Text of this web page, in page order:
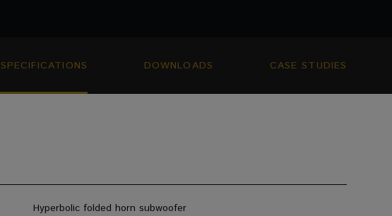
SPECIFICATIONS DOWNLOADS CASE STUDIES
Hyperbolic folded horn subwoofer